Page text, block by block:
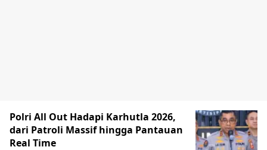
Polri All Out Hadapi Karhutla 2026,
dari Patroli Massif hingga Pantauan
Real Time